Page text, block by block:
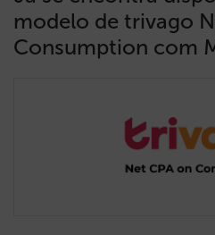
modelo de trivago
Consumption com